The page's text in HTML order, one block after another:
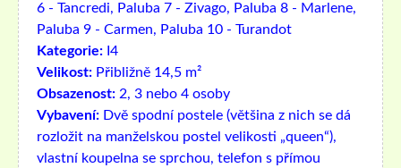
6 - Tancredi, Paluba 7 - Zivago, Paluba 8 - Marlene,
Paluba 9 - Carmen, Paluba 10 - Turandot
Kategorie: I4
Velikost: Přibližně 14,5 m²
Obsazenost: 2, 3 nebo 4 osoby
Vybavení: Dvě spodní postele (většina z nich se dá
rozložit na manželskou postel velikosti „queen“),
vlastní koupelna se sprchou, telefon s přímou